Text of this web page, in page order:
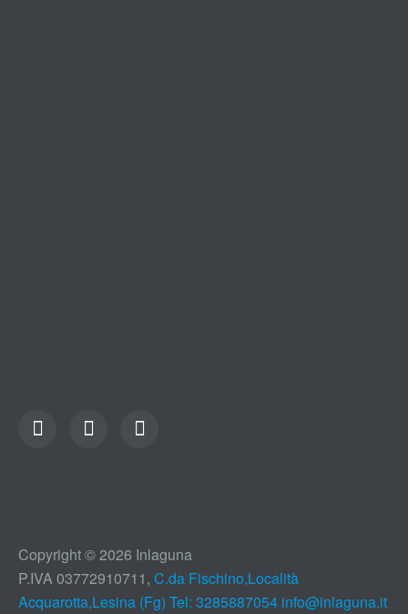
Copyright © 2026 Inlaguna
P.IVA 03772910711, C.da Fischino,Località
Acquarotta,Lesina (Fg) Tel: 3285887054 info@inlaguna.it